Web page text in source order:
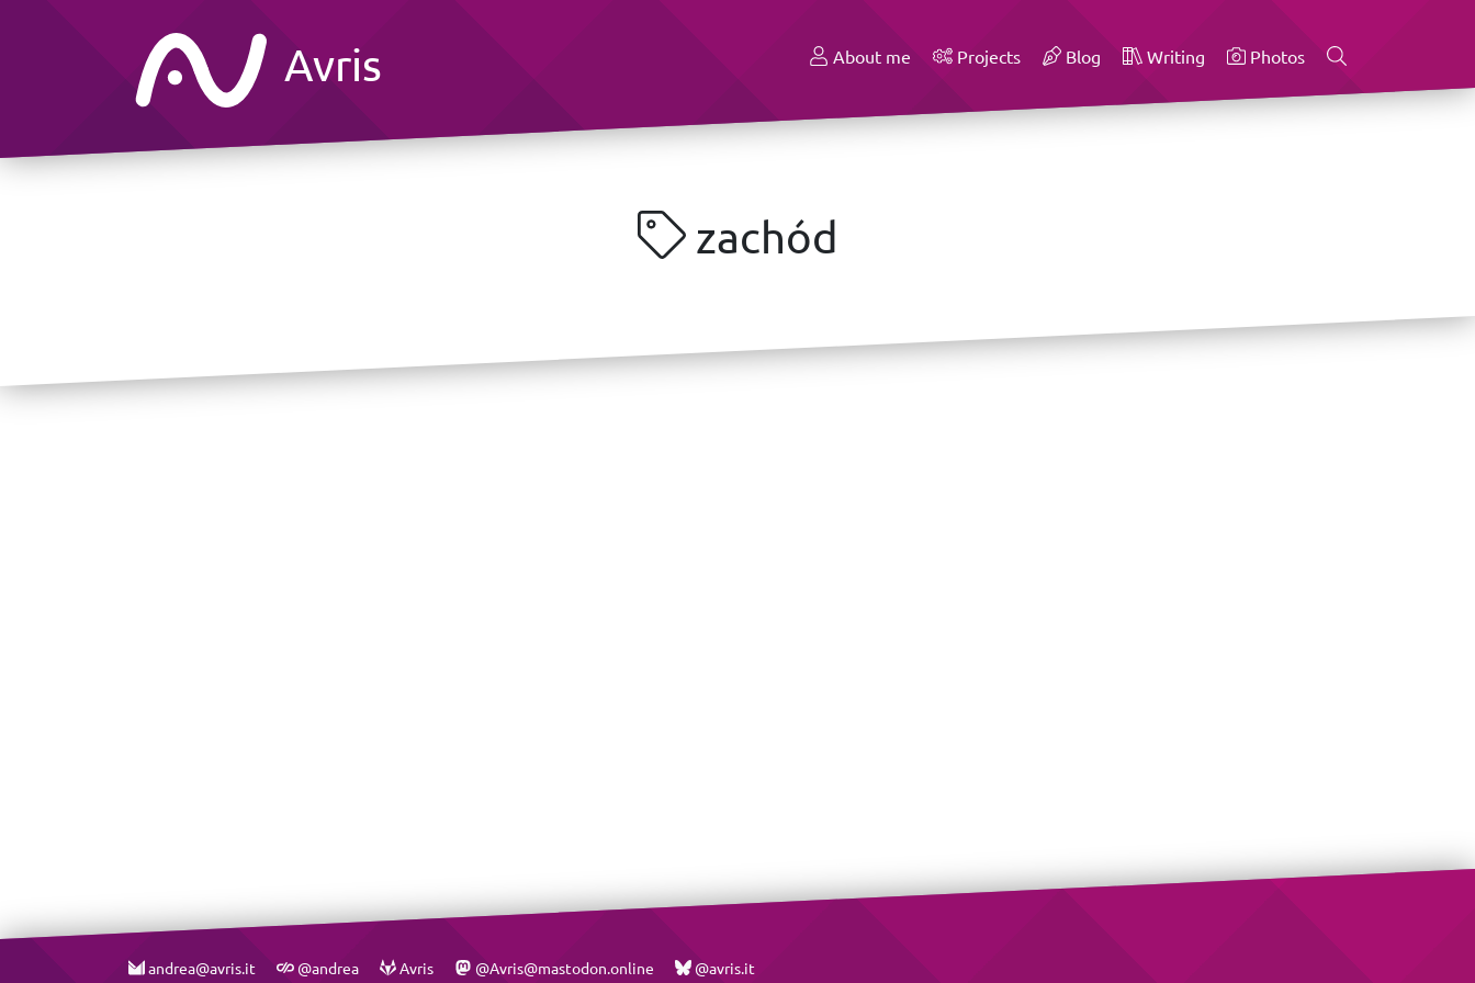
Avris About me Projects Blog Writing Photos
zachód
andrea@avris.it @andrea Avris @Avris@mastodon.online @avris.it